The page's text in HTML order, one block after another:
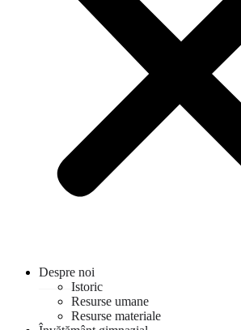
Despre noi
Istoric
Resurse umane
Resurse materiale